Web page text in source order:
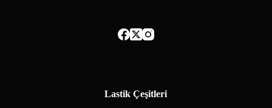
Lastik Çeşitleri